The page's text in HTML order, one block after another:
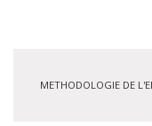
METHODOLOGIE DE